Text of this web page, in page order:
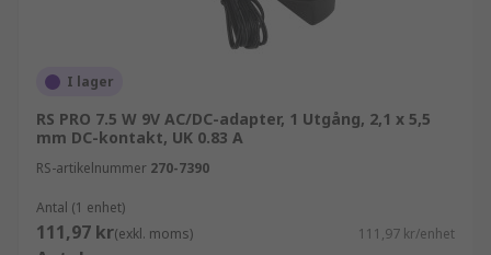
I lager
RS PRO 7.5 W 9V AC/DC-adapter, 1 Utgång, 2,1 x 5,5
mm DC-kontakt, UK 0.83 A
RS-artikelnummer 270-7390
Antal (1 enhet)
111,97 kr(exkl. moms) 111,97 kr/enhet